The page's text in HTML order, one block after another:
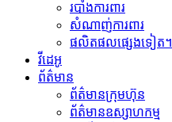
របាំងការពារ
សំណាញ់ការពារ
ផលិតផលផ្សេងទៀត។
វីដេអូ
ព័ត៌មាន
ព័ត៌មានក្រុមហ៊ុន
ព័ត៌មានឧស្សាហកម្ម